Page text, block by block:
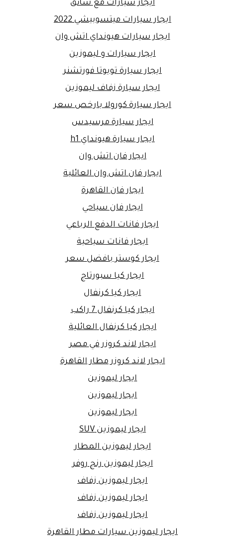
ايجار سيارات مع سائق
ايجار سيارات ميتسوبيشي 2022
ايجار سيارات هيونداي اتش وان
ايجار سيارات و ليموزين
ايجار سيارة تويوتا فورتشنر
ايجار سيارة زفاف ليموزين
ايجار سيارة كورولا بارخص سعر
ايجار سيارة مرسيدس
ايجار سيارة هيونداي h1
ايجار فان اتش وان
ايجار فان اتش وان العائلية
ايجار فان القاهرة
ايجار فان سياحي
ايجار فانات الدفع الرباعي
ايجار فانات سياحية
ايجار كوستر بافضل سعر
ايجار كيا سبورتاج
ايجار كيا كرنفال
ايجار كيا كرنفال 7 راكب
ايجار كيا كرنفال العائلية
ايجار لاند كروزر في مصر
ايجار لاند كروزر مطار القاهرة
ايجار ليموزين
ايجار ليموزين
ايجار ليموزين
ايجار ليموزين SUV
ايجار ليموزين المطار
ايجار ليموزين رنج روفر
ايجار ليموزين زفاف
ايجار ليموزين زفاف
ايجار ليموزين زفاف
ايجار ليموزين سيارات مطار القاهرة